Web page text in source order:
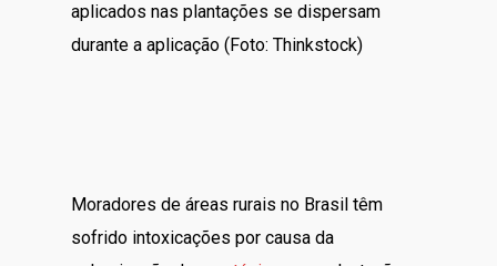
aplicados nas plantações se dispersam
durante a aplicação (Foto: Thinkstock)
Moradores de áreas rurais no Brasil têm
sofrido intoxicações por causa da